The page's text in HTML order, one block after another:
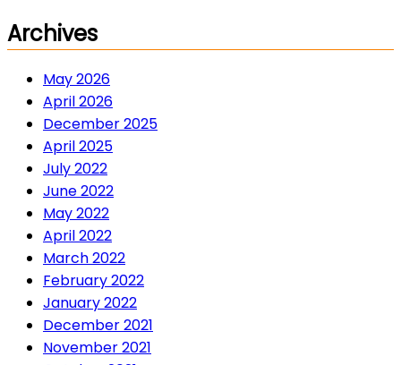
Archives
May 2026
April 2026
December 2025
April 2025
July 2022
June 2022
May 2022
April 2022
March 2022
February 2022
January 2022
December 2021
November 2021